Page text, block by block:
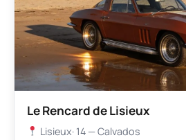
Le Rencard de Lisieux
Lisieux· 14 — Calvados